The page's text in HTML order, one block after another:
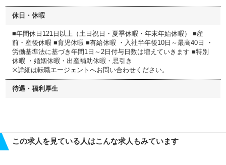
休日・休暇
■年間休日121日以上（土日祝日・夏季休暇・年末年始休暇） ■産
前・産後休暇 ■育児休暇 ■有給休暇 ・入社半年後10日～最高40日 ・
労働基準法に基づき年間1日～2日付与日数は増えていきます ■特別
休暇 ・婚姻休暇・出産補助休暇・忌引き
※詳細は転職エージェントへお問い合わせください。
待遇・福利厚生
この求人を見ている人はこんな求人もみています